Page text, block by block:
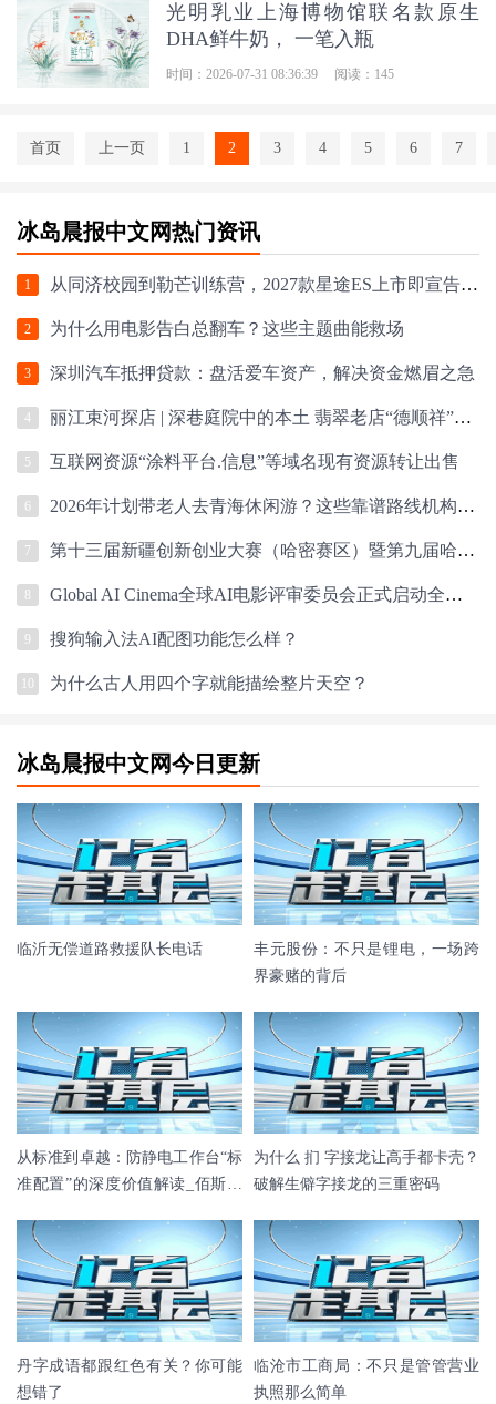
光明乳业上海博物馆联名款原生
DHA鲜牛奶， 一笔入瓶
时间：2026-07-31 08:36:39 阅读：145
首页 上一页 1 2 3 4 5 6 7
冰岛晨报中文网热门资讯
1 从同济校园到勒芒训练营，2027款星途ES上市即宣告中国性能豪华新力量
2 为什么用电影告白总翻车？这些主题曲能救场
3 深圳汽车抵押贷款：盘活爱车资产，解决资金燃眉之急
4 丽江束河探店 | 深巷庭院中的本土 翡翠老店“德顺祥”，给母亲挑一份温润旅
5 互联网资源“涂料平台.信息”等域名现有资源转让出售
6 2026年计划带老人去青海休闲游？这些靠谱路线机构值得你参考
7 第十三届新疆创新创业大赛（哈密赛区）暨第九届哈密市创新创业大赛预赛成功
Global AI Cinema全球AI电影评审委员会正式启动全球倡议 定义AI时代的电影
9 搜狗输入法AI配图功能怎么样？
为什么古人用四个字就能描绘整片天空？
冰岛晨报中文网今日更新
临沂无偿道路救援队长电话
丰元股份：不只是锂电，一场跨
界豪赌的背后
从标准到卓越：防静电工作台“标
准配置”的深度价值解读_佰斯特
为什么 扪 字接龙让高手都卡壳？
破解生僻字接龙的三重密码
丹字成语都跟红色有关？你可能
想错了
临沧市工商局：不只是管管营业
执照那么简单